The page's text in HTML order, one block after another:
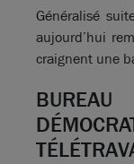
Généralisé
aujourd’hui
craignent une